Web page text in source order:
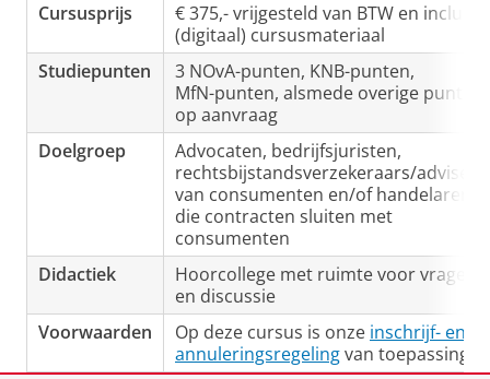
Cursusprijs
€ 375,- vrijgesteld van BTW en inclusief
(digitaal) cursusmateriaal
Studiepunten
3 NOvA-punten, KNB-punten,
MfN-punten, alsmede overige punten
op aanvraag
Doelgroep
Advocaten, bedrijfsjuristen,
rechtsbijstandsverzekeraars/
van consumenten en/of handelaren
die contracten sluiten met
consumenten
Didactiek
Hoorcollege met ruimte voor vragen
en discussie
Voorwaarden
Op deze cursus is onze inschrijf- en
annuleringsregelingvan toepassing